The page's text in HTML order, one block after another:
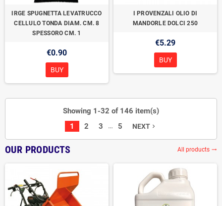
IRGE SPUGNETTA LEVATRUCCO
CELLULO TONDA DIAM. CM. 8
SPESSORO CM. 1
€0.90
BUY
I PROVENZALI OLIO DI
MANDORLE DOLCI 250
€5.29
BUY
Showing 1-32 of 146 item(s)
1
2 3 … 5 NEXT navigate_next
OUR PRODUCTS All products trending_flat